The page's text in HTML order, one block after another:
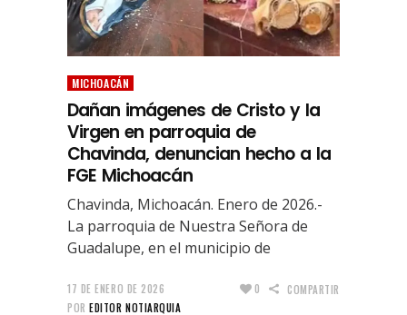
MICHOACÁN
Dañan imágenes de Cristo y la
Virgen en parroquia de
Chavinda, denuncian hecho a la
FGE Michoacán
Chavinda, Michoacán. Enero de 2026.-
La parroquia de Nuestra Señora de
Guadalupe, en el municipio de
17 DE ENERO DE 2026
POR EDITOR NOTIARQUIA
0 COMPARTIR